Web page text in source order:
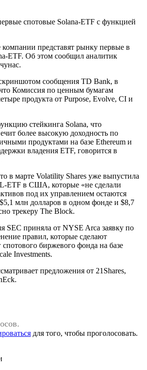
компании представят рынку первые в
ETF. Об этом сообщил аналитик
сообщения TD Bank, в
Комиссия по ценным бумагам
продукта от Purpose, Evolve, CI и
стейкинга Solana, что
более высокую доходность по
продуктами на базе Ethereum и
владения ETF, говорится в
в марте Volatility Shares уже выпустила
ETF в США, которые «не сделали
под их управлением остаются
млн долларов в одном фонде и $8,7
трекеру The Block.
SEC приняла от NYSE Arca заявку по
правил, которые сделают
биржевого фонда на базе
Investments.
предложения от 21Shares,
для того, чтобы проголосовать.